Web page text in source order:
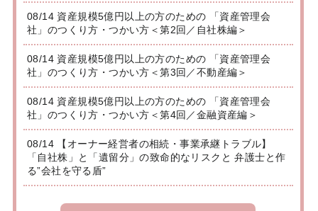
08/14 資産規模5億円以上の方のための 「資産管理会
社」のつくり方・つかい方＜第2回／自社株編＞
08/14 資産規模5億円以上の方のための 「資産管理会
社」のつくり方・つかい方＜第3回／不動産編＞
08/14 資産規模5億円以上の方のための 「資産管理会
社」のつくり方・つかい方＜第4回／金融資産編＞
08/14 【オーナー経営者の相続・事業承継トラブル】
「自社株」と「遺留分」の致命的なリスクと 弁護士と作
る”会社を守る盾”